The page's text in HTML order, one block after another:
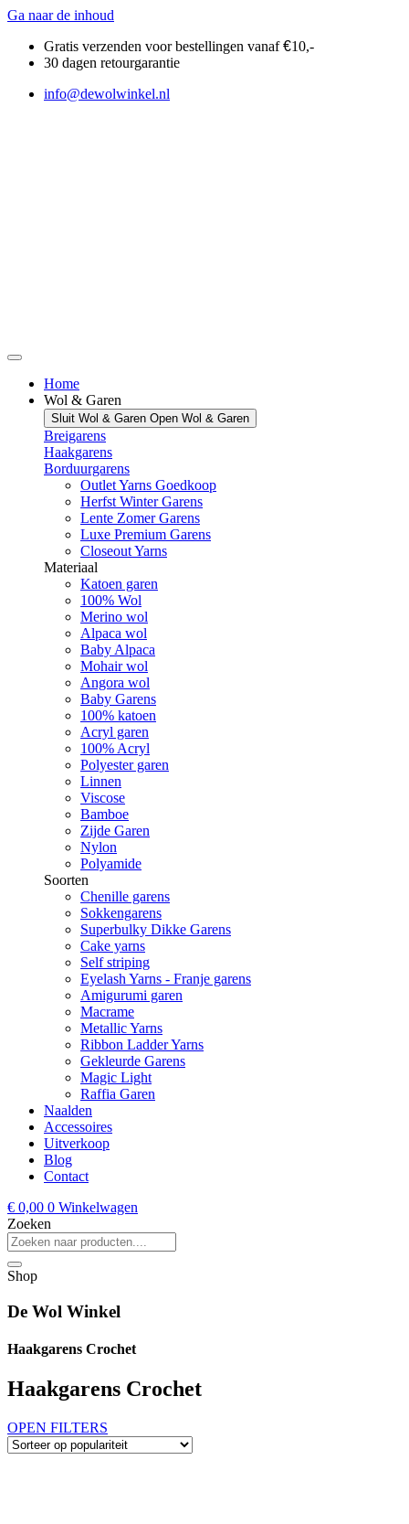
Ga naar de inhoud
Gratis verzenden voor bestellingen vanaf€10,-
30 dagen retourgarantie
info@dewolwinkel.nl
Home
Wol & Garen
Sluit Wol & Garen Open Wol & Garen
Breigarens
Haakgarens
Borduurgarens
Outlet Yarns Goedkoop
Herfst Winter Garens
Lente Zomer Garens
Luxe Premium Garens
Closeout Yarns
Materiaal
Katoen garen
100% Wol
Merino wol
Alpaca wol
Baby Alpaca
Mohair wol
Angora wol
Baby Garens
100% katoen
Acryl garen
100% Acryl
Polyester garen
Linnen
Viscose
Bamboe
Zijde Garen
Nylon
Polyamide
Soorten
Chenille garens
Sokkengarens
Superbulky Dikke Garens
Cake yarns
Self striping
Eyelash Yarns - Franje garens
Amigurumi garen
Macrame
Metallic Yarns
Ribbon Ladder Yarns
Gekleurde Garens
Magic Light
Raffia Garen
Naalden
Accessoires
Uitverkoop
Blog
Contact
€ 0,00 0 Winkelwagen
Zoeken
Shop
De Wol Winkel
Haakgarens Crochet
Haakgarens Crochet
OPEN FILTERS